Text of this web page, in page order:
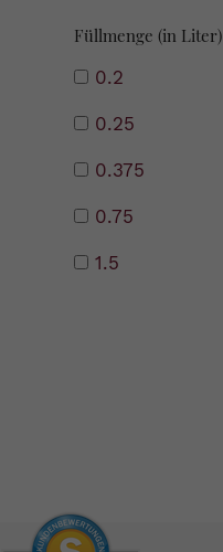
Füllmenge (in Liter)
0.2
0.25
0.375
0.75
1.5